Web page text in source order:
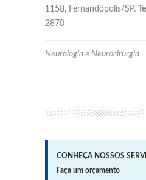
1158, Fernandópolis/SP.
2870
Neurologia e Neurocirurgia
CONHEÇA NOSSOS
Faça um orçamento